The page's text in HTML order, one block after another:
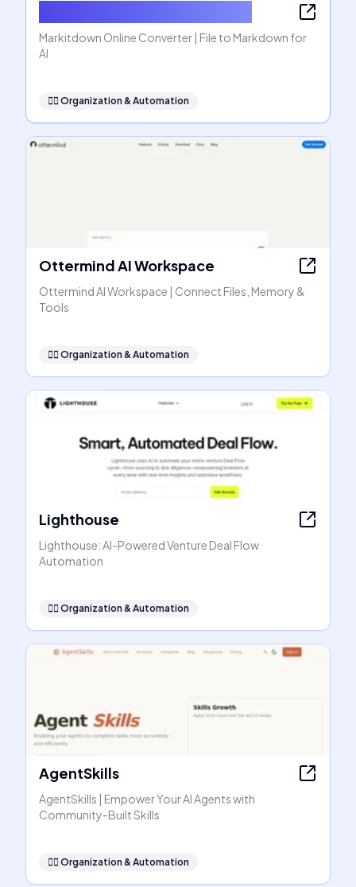
Markitdown Online Converter | File to Markdown for
AI
🧞‍♂️ Organization & Automation
Ottermind AI Workspace
Ottermind AI Workspace | Connect Files, Memory &
Tools
🧞‍♂️ Organization & Automation
Lighthouse
Lighthouse: AI-Powered Venture Deal Flow
Automation
🧞‍♂️ Organization & Automation
AgentSkills
AgentSkills | Empower Your AI Agents with
Community-Built Skills
🧞‍♂️ Organization & Automation